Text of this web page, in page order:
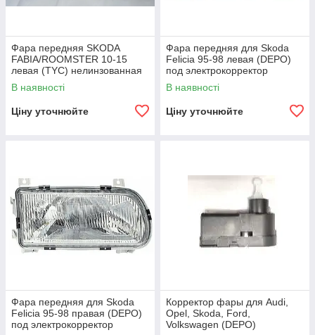
Фара передняя SKODA
FABIA/ROOMSTER 10-15
левая (TYC) нелинзованная
под электрокорректор
В наявності
Ціну уточнюйте
Фара передняя для Skoda
Felicia 95-98 левая (DEPO)
под электрокорректор
В наявності
Ціну уточнюйте
Фара передняя для Skoda
Felicia 95-98 правая (DEPO)
под электрокорректор
Корректор фары для Audi,
Opel, Skoda, Ford,
Volkswagen (DEPO)